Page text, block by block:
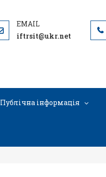
iftrsit@ukr.net
Публічна інформація